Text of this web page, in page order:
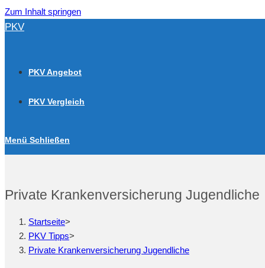
Zum Inhalt springen
PKV
PKV Angebot
PKV Vergleich
Menü Schließen
Private Krankenversicherung Jugendliche
Startseite>
PKV Tipps>
Private Krankenversicherung Jugendliche